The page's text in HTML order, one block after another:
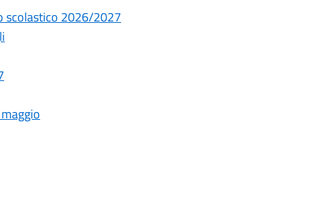
scolastico 2026/2027